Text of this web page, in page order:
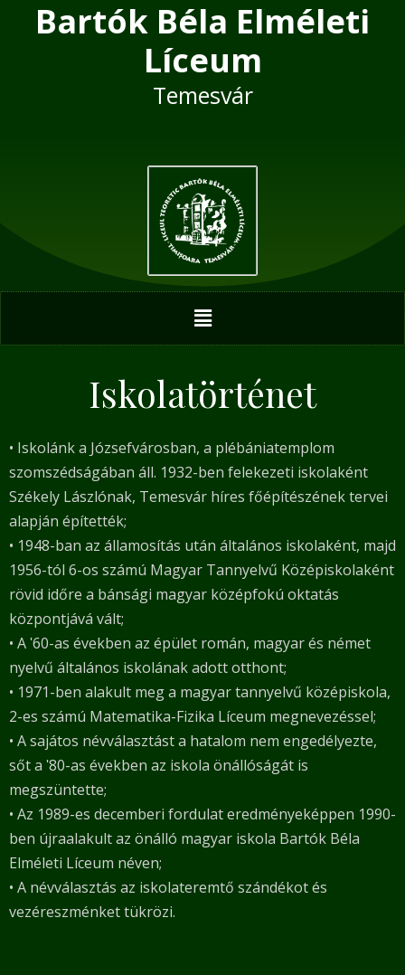
Bartók Béla Elméleti
Líceum
Temesvár
Menu
Iskolatörténet
• Iskolánk a Józsefvárosban, a plébániatemplom
szomszédságában áll. 1932-ben felekezeti iskolaként
Székely Lászlónak, Temesvár híres főépítészének tervei
alapján építették;
• 1948-ban az államosítás után általános iskolaként, majd
1956-tól 6-os számú Magyar Tannyelvű Középiskolaként
rövid időre a bánsági magyar középfokú oktatás
központjává vált;
• A ʹ60-as években az épület román, magyar és német
nyelvű általános iskolának adott otthont;
• 1971-ben alakult meg a magyar tannyelvű középiskola,
2-es számú Matematika-Fizika Líceum megnevezéssel;
• A sajátos névválasztást a hatalom nem engedélyezte,
sőt a ʹ80-as években az iskola önállóságát is
megszüntette;
• Az 1989-es decemberi fordulat eredményeképpen 1990-
ben újraalakult az önálló magyar iskola Bartók Béla
Elméleti Líceum néven;
• A névválasztás az iskolateremtő szándékot és
vezéreszménket tükrözi.